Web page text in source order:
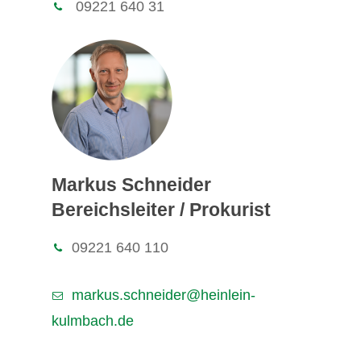
09221 640 31
Markus Schneider
Bereichsleiter / Prokurist
09221 640 110
markus.schneider@heinlein-
kulmbach.de